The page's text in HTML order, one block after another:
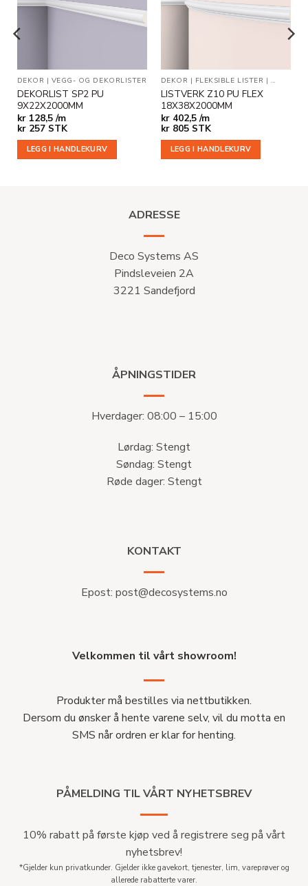
ønskeliste
DEKOR | VEGG- OG DEKORLISTER
DEKORLIST SP2 PU
9X22X2000MM
kr128,5 /m
kr257 STK
LEGG I HANDLEKURV
ønskeliste
DEKOR | FLEKSIBLE LISTER | VEGG-
LISTVERK Z10 PU FLEX
18X38X2000MM
kr402,5 /m
kr805 STK
LEGG I HANDLEKURV
DEKORLISTER
ADRESSE
Deco Systems AS
Pindsleveien 2A
3221 Sandefjord
ÅPNINGSTIDER
Hverdager: 08:00 – 15:00
Lørdag: Stengt
Søndag: Stengt
Røde dager: Stengt
KONTAKT
Epost: post@decosystems.no
Velkommen til vårt showroom!
Produkter må bestilles via nettbutikken.
Dersom du ønsker å hente varene selv, vil du motta en
SMS når ordren er klar for henting.
PÅMELDING TIL VÅRT NYHETSBREV
10% rabatt på første kjøp ved å registrere seg på vårt
nyhetsbrev!
*Gjelder kun privatkunder. Gjelder ikke gavekort, tjenester, lim, vareprøver og
allerede rabatterte varer.